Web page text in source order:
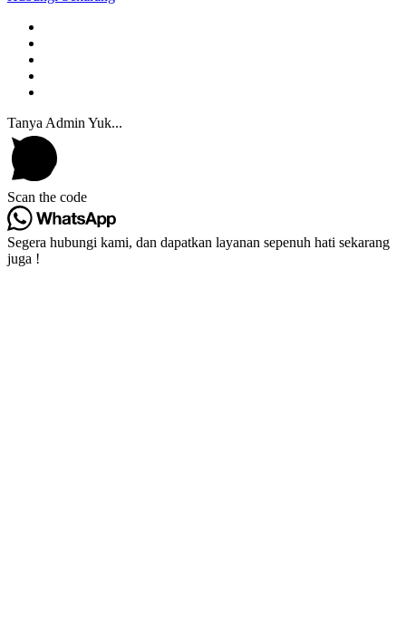
Tanya Admin Yuk...
Scan the code
Segera hubungi kami, dan dapatkan layanan sepenuh hati sekarang
juga !